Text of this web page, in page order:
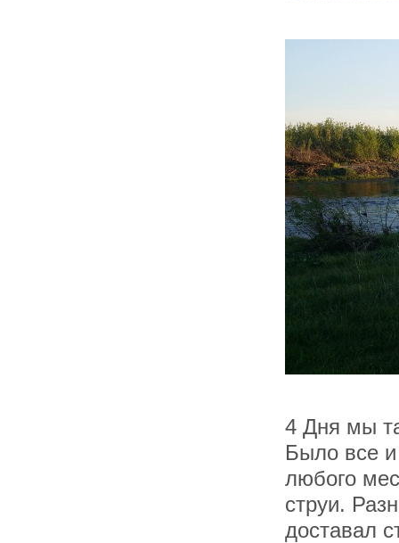
4 Дня мы
Было все
любого
струи.
доставал